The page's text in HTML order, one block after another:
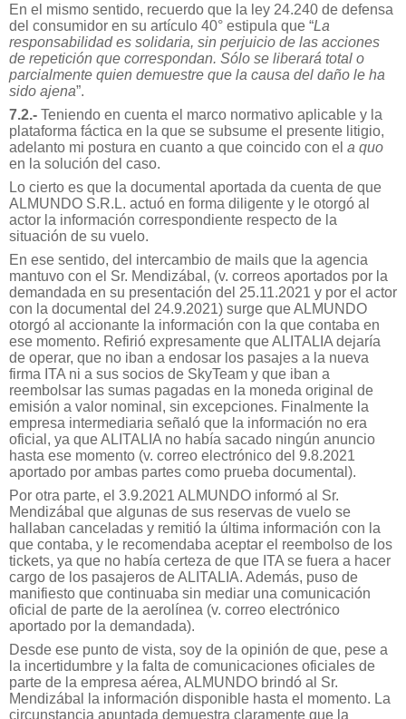
En el mismo sentido, recuerdo que la ley 24.240 de defensa
del consumidor en su artículo 40° estipula que “La
responsabilidad es solidaria, sin perjuicio de las acciones
de repetición que correspondan. Sólo se liberará total o
parcialmente quien demuestre que la causa del daño le ha
sido ajena”.
7.2.- Teniendo en cuenta el marco normativo aplicable y la
plataforma fáctica en la que se subsume el presente litigio,
adelanto mi postura en cuanto a que coincido con el a quo
en la solución del caso.
Lo cierto es que la documental aportada da cuenta de que
ALMUNDO S.R.L. actuó en forma diligente y le otorgó al
actor la información correspondiente respecto de la
situación de su vuelo.
En ese sentido, del intercambio de mails que la agencia
mantuvo con el Sr. Mendizábal, (v. correos aportados por la
demandada en su presentación del 25.11.2021 y por el actor
con la documental del 24.9.2021) surge que ALMUNDO
otorgó al accionante la información con la que contaba en
ese momento. Refirió expresamente que ALITALIA dejaría
de operar, que no iban a endosar los pasajes a la nueva
firma ITA ni a sus socios de SkyTeam y que iban a
reembolsar las sumas pagadas en la moneda original de
emisión a valor nominal, sin excepciones. Finalmente la
empresa intermediaria señaló que la información no era
oficial, ya que ALITALIA no había sacado ningún anuncio
hasta ese momento (v. correo electrónico del 9.8.2021
aportado por ambas partes como prueba documental).
Por otra parte, el 3.9.2021 ALMUNDO informó al Sr.
Mendizábal que algunas de sus reservas de vuelo se
hallaban canceladas y remitió la última información con la
que contaba, y le recomendaba aceptar el reembolso de los
tickets, ya que no había certeza de que ITA se fuera a hacer
cargo de los pasajeros de ALITALIA. Además, puso de
manifiesto que continuaba sin mediar una comunicación
oficial de parte de la aerolínea (v. correo electrónico
aportado por la demandada).
Desde ese punto de vista, soy de la opinión de que, pese a
la incertidumbre y la falta de comunicaciones oficiales de
parte de la empresa aérea, ALMUNDO brindó al Sr.
Mendizábal la información disponible hasta el momento. La
circunstancia apuntada demuestra claramente que la